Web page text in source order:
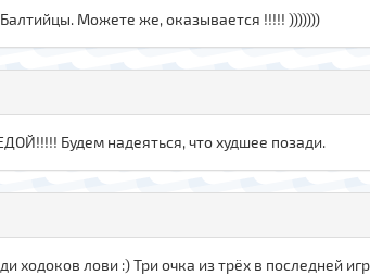
Можете же, оказывается !!!!! )))))))
Будем надеяться, что худшее позади.
ходоков лови :) Три очка из трёх в последней